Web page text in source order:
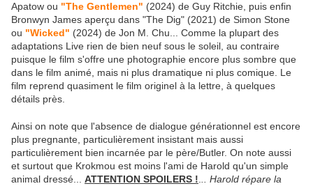
Apatow ou "The Gentlemen" (2024) de Guy Ritchie, puis enfin
Bronwyn James aperçu dans "The Dig" (2021) de Simon Stone
ou "Wicked" (2024) de Jon M. Chu... Comme la plupart des
adaptations Live rien de bien neuf sous le soleil, au contraire
puisque le film s'offre une photographie encore plus sombre que
dans le film animé, mais ni plus dramatique ni plus comique. Le
film reprend quasiment le film originel à la lettre, à quelques
détails près.
Ainsi on note que l'absence de dialogue générationnel est encore
plus pregnante, particulièrement insistant mais aussi
particulièrement bien incarnée par le père/Butler. On note aussi
et surtout que Krokmou est moins l'ami de Harold qu'un simple
animal dressé... ATTENTION SPOILERS !
.. Harold répare la